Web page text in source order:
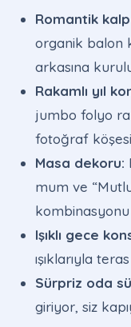
Romantik
organik balon
arkasına
Rakamlı yıl
jumbo folyo
fotoğraf köşesi
Masa dekoru:
mum ve
kombinasyonu
Işıklı gece
ışıklarıyla
Sürpriz oda
giriyor, siz